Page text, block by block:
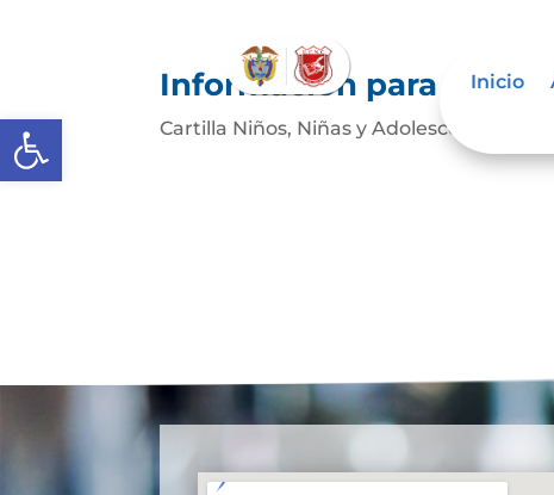
Abrir barra de herramientas
Inicio
Información para
Cartilla Niños, Niñas y Adolescentes –...